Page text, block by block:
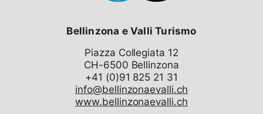
Altréception nach wie vor gewährleistet. Das nächste
Anlage entfernt und das Dorfzentrum ist gut
erreichbar entweder mit dem Gratisortsbus
(Winterbetrieb) oder zu Fuss (10 Min.). In Disentis
steht eine Sportanlage unter anderem mit Kletterhalle,
Fitnessraum, usw. und in Sedrun steht ein Hallenbad
Bellinzona e Valli Turismo
Piazza Collegiata 12
CH-6500 Bellinzona
info@bellinzonaevalli.ch
www.bellinzonaevalli.ch